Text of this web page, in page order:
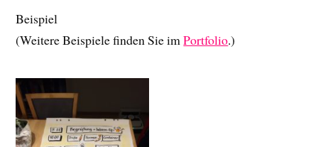
Beispiel
(Weitere Beispiele finden Sie imPortfolio.)